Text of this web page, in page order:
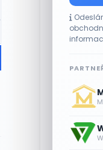
Kriticky se
za
Hřib
bydlení,
Tomia
Hrnčíř